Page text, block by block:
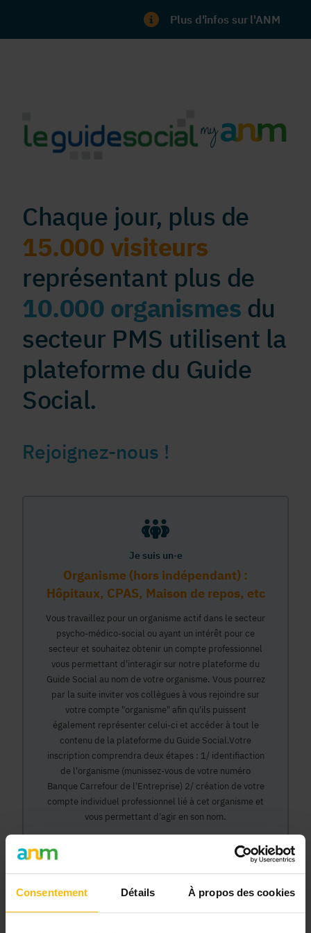
Consentement Détails À propos des cookies
Plus d'infos sur l'ANM
Chaque jour, plus de
15.000 visiteurs
représentant plus de
10.000 organismes du
secteur PMS utilisent la
plateforme du Guide
Social.
Rejoignez-nous !
Je suis un·e
Organisme (hors indépendant) :
Hôpitaux, CPAS, Maison de repos, etc
Vous travaillez pour un organisme actif dans le secteur
psycho-médico-social ou ayant un intérêt pour ce
secteur et souhaitez obtenir un compte professionnel
vous permettant d'interagir sur notre plateforme du
Guide Social au nom de votre organisme. Vous pourrez
par la suite inviter vos collègues à vous rejoindre sur
votre compte "organisme" afin qu'ils puissent
également représenter celui-ci et accéder à tout le
contenu de la plateforme du Guide Social.Votre
inscription comprendra deux étapes : 1/ identifiaction
de l'organisme (munissez-vous de votre numéro
Banque Carrefour de l'Entreprise) 2/ création de votre
compte individuel professionnel lié à cet organisme et
vous permettant d'agir en son nom.